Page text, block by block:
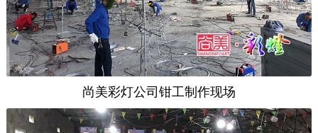
尚美彩灯公司钳工制作现场